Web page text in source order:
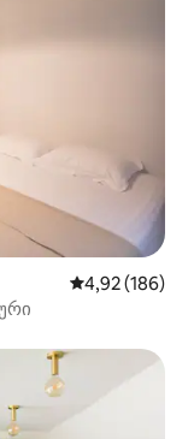
საშუალო
4,92 (186)